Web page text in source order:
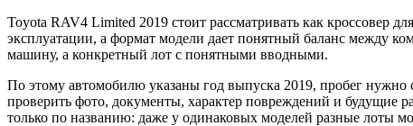
Toyota RAV4 Limited 2019 стоит рассматривать как кроссовер
эксплуатации, а формат модели дает понятный баланс между
машину, а конкретный лот с понятными вводными.
По этому автомобилю указаны год выпуска 2019, пробег
проверить фото, документы, характер повреждений и будущие
только по названию: даже у одинаковых моделей разные лоты